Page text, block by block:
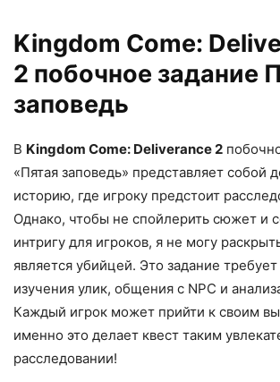
Kingdom Come:
2 побочное задание
заповедь
В Kingdom Come: Deliverance 2
«Пятая заповедь» представляет собой
историю, где игроку предстоит
Однако, чтобы не спойлерить сюжет и
интригу для игроков, я не могу
является убийцей. Это задание
изучения улик, общения с NPC и
Каждый игрок может прийти к своим
именно это делает квест таким
расследовании!